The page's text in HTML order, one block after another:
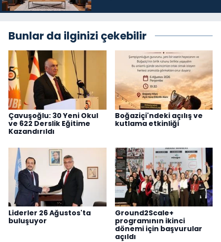
Bunlar da ilginizi çekebilir
Çavuşoğlu: 30 Yeni Okul
ve 622 Derslik Eğitime
Kazandırıldı
Boğaziçi'ndeki açılış ve
kutlama etkinliği
Liderler 26 Ağustos'ta
buluşuyor
Ground2Scale+
programının ikinci
dönemi için başvurular
açıldı